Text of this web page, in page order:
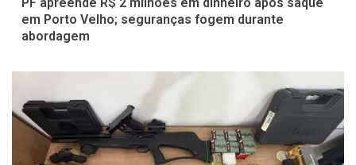
PF apreende R$ 2 milhões em dinheiro após saque
em Porto Velho; seguranças fogem durante
abordagem